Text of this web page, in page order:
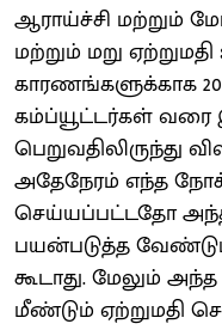
ஆராய்ச்சி மற்றும்
மற்றும் மறு
காரணங்களுக்காக
கம்ப்யூட்டர்கள் வரை
பெறுவதிலிருந்து
அதேநேரம் எந்த
செய்யப்பட்டதோ அந்த
பயன்படுத்த
கூடாது. மேலும்
மீண்டும் ஏற்றுமதி